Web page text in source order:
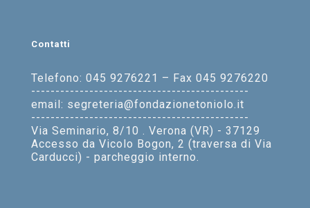
Contatti
Telefono: 045 9276221 – Fax 045 9276220
---------------------------------------------
email: segreteria@fondazionetoniolo.it
---------------------------------------------
Via Seminario, 8/10 . Verona (VR) - 37129
Accesso da Vicolo Bogon, 2 (traversa di Via
Carducci) - parcheggio interno.